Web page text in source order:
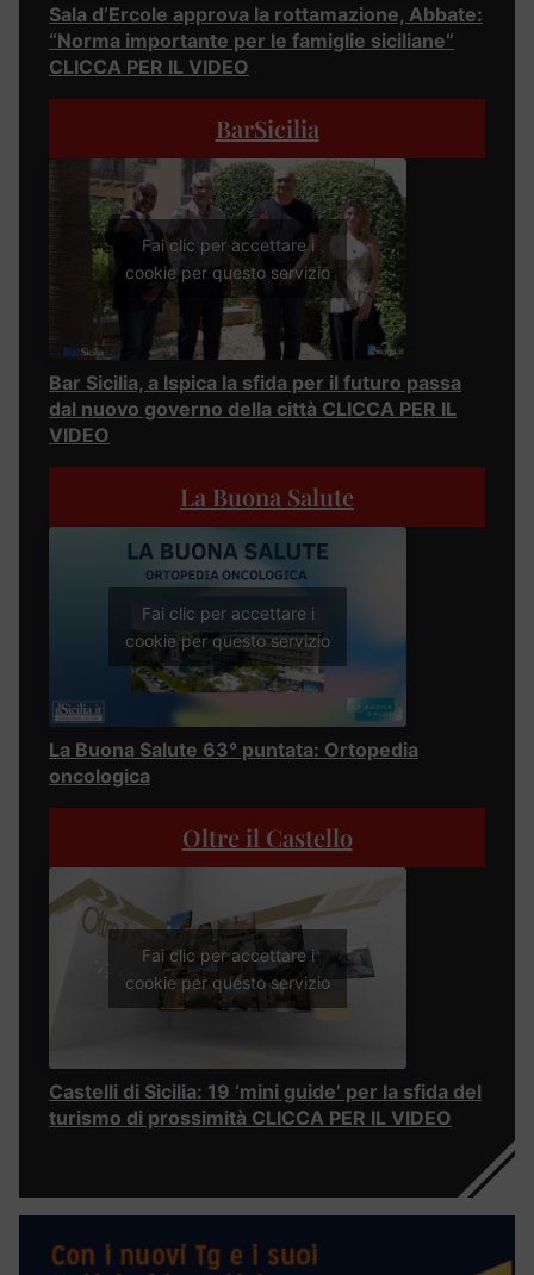
Sala d’Ercole approva la rottamazione, Abbate:
“Norma importante per le famiglie siciliane”
CLICCA PER IL VIDEO
BarSicilia
Fai clic per accettare i
cookie per questo servizio
Bar Sicilia, a Ispica la sfida per il futuro passa
dal nuovo governo della città CLICCA PER IL
VIDEO
La Buona Salute
Fai clic per accettare i
cookie per questo servizio
La Buona Salute 63° puntata: Ortopedia
oncologica
Oltre il Castello
Fai clic per accettare i
cookie per questo servizio
Castelli di Sicilia: 19 ‘mini guide’ per la sfida del
turismo di prossimità CLICCA PER IL VIDEO